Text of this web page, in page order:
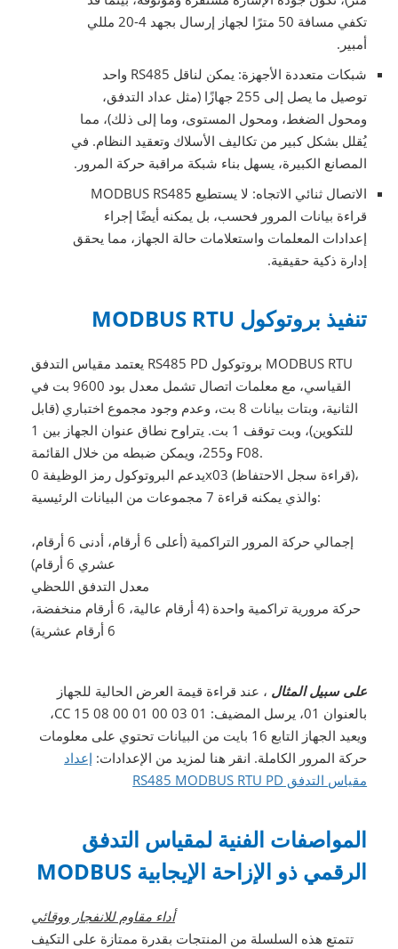
تكفي مسافة 50 مترًا لجهاز إرسال بجهد 4-20 مللي
أمبير.
شبكات متعددة الأجهزة: يمكن لناقل RS485 واحد
توصيل ما يصل إلى 255 جهازًا (مثل عداد التدفق،
ومحول الضغط، ومحول المستوى، وما إلى ذلك)، مما
يُقلل بشكل كبير من تكاليف الأسلاك وتعقيد النظام. في
المصانع الكبيرة، يسهل بناء شبكة مراقبة حركة المرور.
الاتصال ثنائي الاتجاه: لا يستطيع MODBUS RS485
قراءة بيانات المرور فحسب، بل يمكنه أيضًا إجراء
إعدادات المعلمات واستعلامات حالة الجهاز، مما يحقق
إدارة ذكية حقيقية.
تنفيذ بروتوكول MODBUS RTU
يعتمد مقياس التدفق RS485 PD بروتوكول MODBUS RTU
القياسي، مع معلمات اتصال تشمل معدل بود 9600 بت في
الثانية، وبتات بيانات 8 بت، وعدم وجود مجموع اختباري (قابل
للتكوين)، وبت توقف 1 بت. يتراوح نطاق عنوان الجهاز بين 1
و255، ويمكن ضبطه من خلال القائمة F08.
يدعم البروتوكول رمز الوظيفة 0x03 (قراءة سجل الاحتفاظ)،
والذي يمكنه قراءة 7 مجموعات من البيانات الرئيسية:
إجمالي حركة المرور التراكمية (أعلى 6 أرقام، أدنى 6 أرقام،
عشري 6 أرقام)
معدل التدفق اللحظي
حركة مرورية تراكمية واحدة (4 أرقام عالية، 6 أرقام منخفضة،
6 أرقام عشرية)
على سبيل المثال ، عند قراءة قيمة العرض الحالية للجهاز
بالعنوان 01، يرسل المضيف: 01 03 00 01 00 08 15 CC،
ويعيد الجهاز التابع 16 بايت من البيانات تحتوي على معلومات
حركة المرور الكاملة. انقر هنا لمزيد من الإعدادات: إعداد
مقياس التدفق RS485 MODBUS RTU PD
المواصفات الفنية لمقياس التدفق
الرقمي ذو الإزاحة الإيجابية MODBUS
أداء مقاوم للانفجار ووقائي
تتمتع هذه السلسلة من المنتجات بقدرة ممتازة على التكيف